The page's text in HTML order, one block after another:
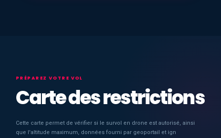
PRÉPAREZ VOTRE VOL
Carte des restrictions
Cette carte permet de vérifier si le survol en drone est autorisé, ainsi
que l'altitude maximum, données fourni par geoportail et ign